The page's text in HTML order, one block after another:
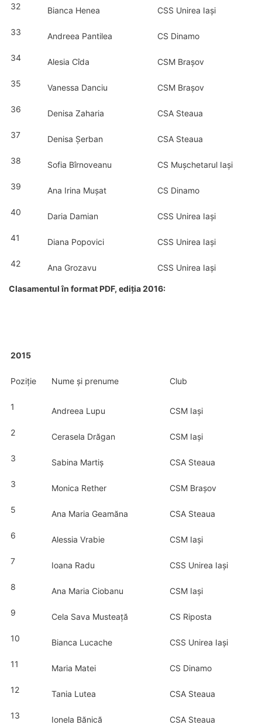
32 Bianca Henea CSS Unirea Iași
33 Andreea Pantilea CS Dinamo
34 Alesia Cîda CSM Brașov
35 Vanessa Danciu CSM Brașov
36 Denisa Zaharia CSA Steaua
37 Denisa Șerban CSA Steaua
38 Sofia Bîrnoveanu CS Mușchetarul Iași
39 Ana Irina Mușat CS Dinamo
40 Daria Damian CSS Unirea Iași
41 Diana Popovici CSS Unirea Iași
42 Ana Grozavu CSS Unirea Iași
Clasamentul în format PDF, ediția 2016:
2015
Poziție Nume și prenume Club
1 Andreea Lupu CSM Iași
2 Cerasela Drăgan CSM Iași
3 Sabina Martiș CSA Steaua
3 Monica Rether CSM Brașov
5 Ana Maria Geamăna CSA Steaua
6 Alessia Vrabie CSM Iași
7 Ioana Radu CSS Unirea Iași
8 Ana Maria Ciobanu CSM Iași
9 Cela Sava Musteață CS Riposta
10 Bianca Lucache CSS Unirea Iași
11 Maria Matei CS Dinamo
12 Tania Lutea CSA Steaua
13 Ionela Bănică CSA Steaua